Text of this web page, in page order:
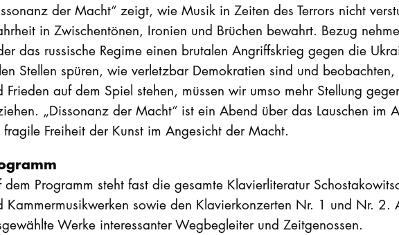
der Macht“ zeigt, wie Musik in Zeiten des Terrors nicht
in Zwischentönen, Ironien und Brüchen bewahrt. Bezug
das russische Regime einen brutalen Angriffskrieg gegen die
Stellen spüren, wie verletzbar Demokratien sind und
Frieden auf dem Spiel stehen, müssen wir umso mehr Stellung
„Dissonanz der Macht“ ist ein Abend über das Lauschen im
Freiheit der Kunst im Angesicht der Macht.
dem Programm steht fast die gesamte Klavierliteratur
Kammermusikwerken sowie den Klavierkonzerten Nr. 1 und Nr. 2.
Werke interessanter Wegbegleiter und Zeitgenossen.